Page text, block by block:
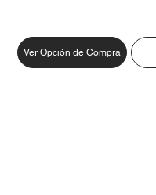
Ver Opción de Compra